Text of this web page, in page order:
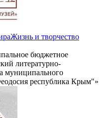
Жизнь и творчество
бюджетное
литературно-
муниципального
республика Крым"»